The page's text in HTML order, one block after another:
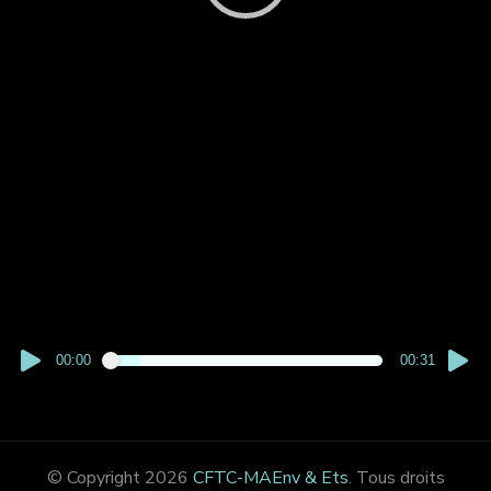
00:00 00:31
© Copyright 2026 CFTC-MAEnv & Ets. Tous droits